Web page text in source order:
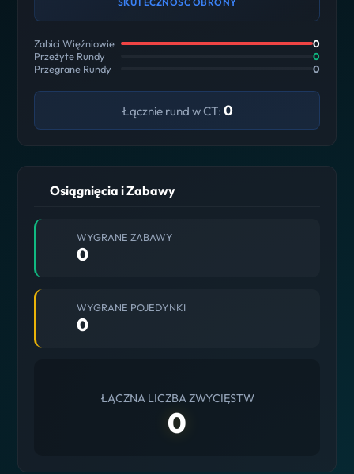
Zabici Więźniowie
0
Przeżyte Rundy
0
Przegrane Rundy
0
Łącznie rund w CT: 0
Osiągnięcia i Zabawy
WYGRANE ZABAWY
0
WYGRANE POJEDYNKI
0
ŁĄCZNA LICZBA ZWYCIĘSTW
0